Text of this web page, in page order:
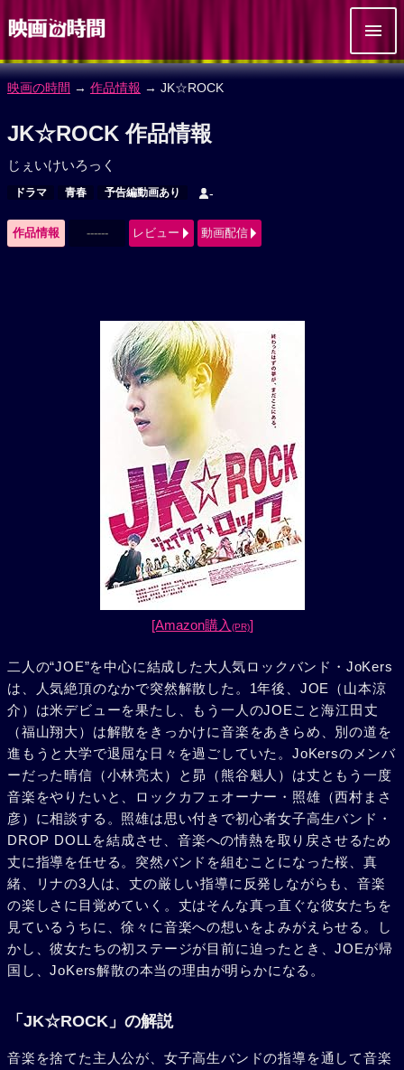
映画の時間 → 作品情報 → JK☆ROCK
JK☆ROCK 作品情報
じぇいけいろっく
ドラマ 青春 予告編動画あり -
作品情報 ------ レビュー 動画配信
[Amazon購入 (PR)]
二人の“JOE”を中心に結成した大人気ロックバンド・JoKers
は、人気絶頂のなかで突然解散した。1年後、JOE（山本涼
介）は米デビューを果たし、もう一人のJOEこと海江田丈
（福山翔大）は解散をきっかけに音楽をあきらめ、別の道を
進もうと大学で退屈な日々を過ごしていた。JoKersのメンバ
ーだった晴信（小林亮太）と昴（熊谷魁人）は丈ともう一度
音楽をやりたいと、ロックカフェオーナー・照雄（西村まさ
彦）に相談する。照雄は思い付きで初心者女子高生バンド・
DROP DOLLを結成させ、音楽への情熱を取り戻させるため
丈に指導を任せる。突然バンドを組むことになった桜、真
緒、リナの3人は、丈の厳しい指導に反発しながらも、音楽
の楽しさに目覚めていく。丈はそんな真っ直ぐな彼女たちを
見ているうちに、徐々に音楽への想いをよみがえらせる。し
かし、彼女たちの初ステージが目前に迫ったとき、JOEが帰
国し、JoKers解散の本当の理由が明らかになる。
「JK☆ROCK」の解説
音楽を捨てた主人公が、女子高生バンドの指導を通して音楽